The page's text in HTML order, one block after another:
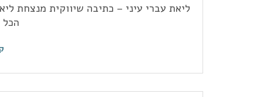
ליאת עברי עיני – כתיבה שיווקית מנצחת